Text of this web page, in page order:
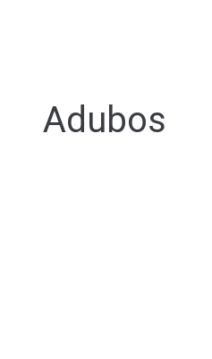
Adubos